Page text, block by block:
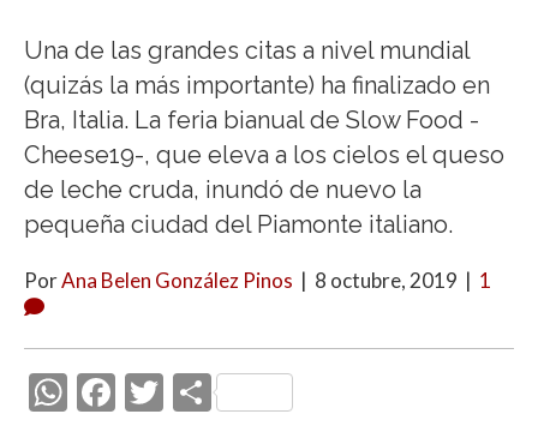
Una de las grandes citas a nivel mundial
(quizás la más importante) ha finalizado en
Bra, Italia. La feria bianual de Slow Food -
Cheese19-, que eleva a los cielos el queso
de leche cruda, inundó de nuevo la
pequeña ciudad del Piamonte italiano.
PorAna Belen González Pinos | 8 octubre, 2019 | 1
W F
T C